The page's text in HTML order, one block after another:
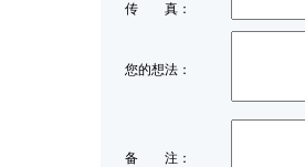
传 真：
您的想法：
备 注：